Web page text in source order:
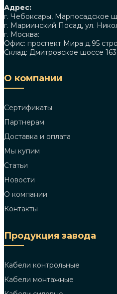
Адрес:
г. Чебоксары, Марпосадское
г. Мариинский Посад, ул.
г. Москва:
Офис: проспект Мира д.95
Склад: Дмитровское шоссе
О компании
Сертификаты
Партнерам
Доставка и оплата
Мы купим
Статьи
Новости
О компании
Контакты
Продукция завода
Кабели контрольные
Кабели монтажные